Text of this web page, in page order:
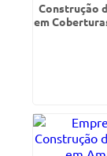
Construção
em